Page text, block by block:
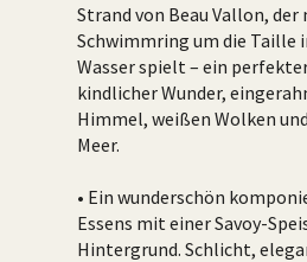
Strand von Beau Vallon,
Schwimmring um die Taille
Wasser spielt – ein
kindlicher Wunder,
Himmel, weißen Wolken
Meer.
• Ein wunderschön
Essens mit einer Savoy-
Hintergrund. Schlicht,